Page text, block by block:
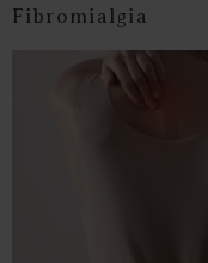
Fibromialgia